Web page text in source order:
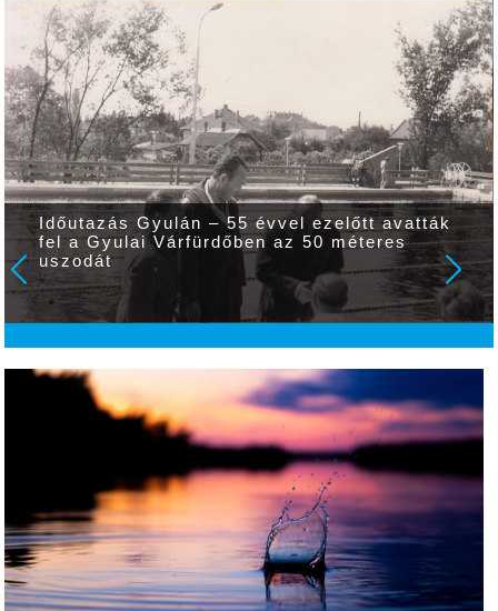
Időutazás Gyulán – 55 évvel ezelőtt avatták
fel a Gyulai Várfürdőben az 50 méteres
uszodát